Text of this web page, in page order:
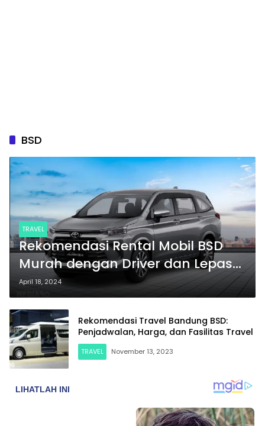
BSD
TRAVEL
Rekomendasi Rental Mobil BSD
Murah dengan Driver dan Lepas
Kunci
April 18, 2024
Rekomendasi Travel Bandung BSD:
Penjadwalan, Harga, dan Fasilitas Travel
TRAVEL November 13, 2023